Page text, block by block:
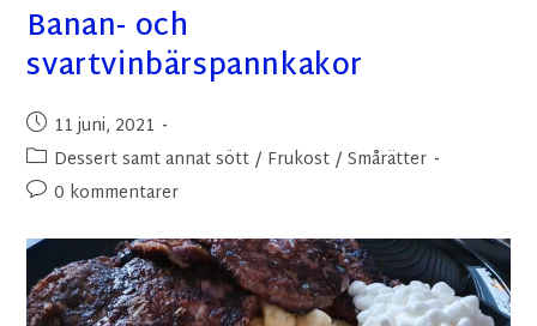
Banan- och
svartvinbärspannkakor
11 juni, 2021
Dessert samt annat sött / Frukost / Smårätter
0 kommentarer